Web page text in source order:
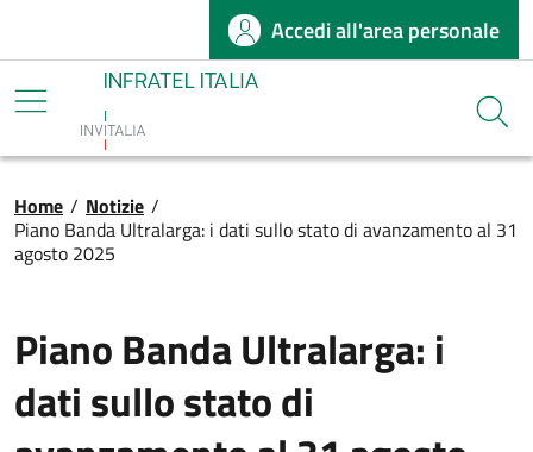
Salta al contenuto principaleAccedi all'area personale
Infratel
Briciole di pane
Home / Notizie /
Piano Banda Ultralarga: i dati sullo stato di avanzamento al 31
agosto 2025
Piano Banda Ultralarga: i
dati sullo stato di